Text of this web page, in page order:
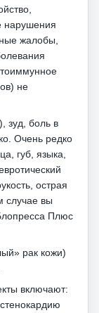
нарушения
жалобы,
не
зуд, боль в
Очень редко
губ, языка,
острая
случае вы
Плюс
рак кожи)
включают: